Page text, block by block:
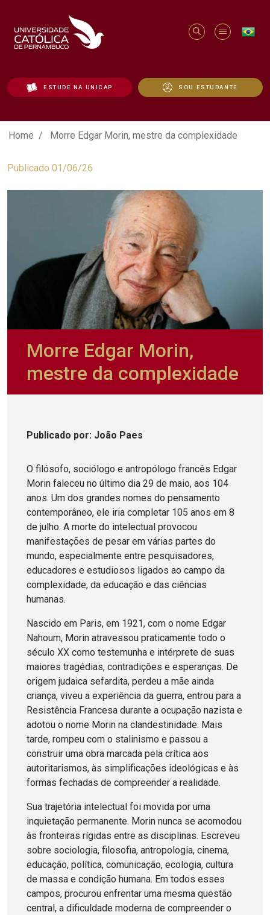
ESTUDE NA UNICAP SOU ESTUDANTE
Morre Edgar Morin, mestre da
Home Morre Edgar Morin, mestre da complexidade
Publicado 01/06/26
Morre Edgar Morin,
mestre da complexidade
Publicado por: João Paes
O filósofo, sociólogo e antropólogo francês Edgar
Morin faleceu no último dia 29 de maio, aos 104
anos. Um dos grandes nomes do pensamento
contemporâneo, ele iria completar 105 anos em 8
de julho. A morte do intelectual provocou
manifestações de pesar em várias partes do
mundo, especialmente entre pesquisadores,
educadores e estudiosos ligados ao campo da
complexidade, da educação e das ciências
humanas.
Nascido em Paris, em 1921, com o nome Edgar
Nahoum, Morin atravessou praticamente todo o
século XX como testemunha e intérprete de suas
maiores tragédias, contradições e esperanças. De
origem judaica sefardita, perdeu a mãe ainda
criança, viveu a experiência da guerra, entrou para a
Resistência Francesa durante a ocupação nazista e
adotou o nome Morin na clandestinidade. Mais
tarde, rompeu com o stalinismo e passou a
construir uma obra marcada pela crítica aos
autoritarismos, às simplificações ideológicas e às
formas fechadas de compreender a realidade.
Sua trajetória intelectual foi movida por uma
inquietação permanente. Morin nunca se acomodou
às fronteiras rígidas entre as disciplinas. Escreveu
sobre sociologia, filosofia, antropologia, cinema,
educação, política, comunicação, ecologia, cultura
de massa e condição humana. Em todos esses
campos, procurou enfrentar uma mesma questão
central, a dificuldade moderna de compreender o